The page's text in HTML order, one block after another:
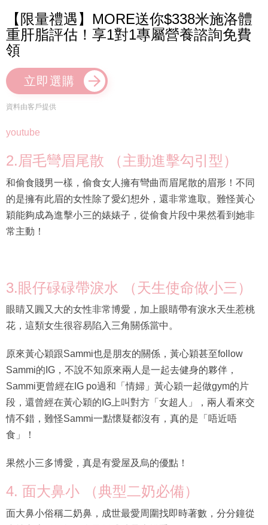
【限量禮遇】MORE送你$338米施洛體
重肝脂評估！享1對1專屬營養諮詢免費
領
立即選購
資料由客戶提供
youtube
2.眉毛彎眉尾散 （主動進擊勾引型）
和偷食賤男一樣，偷食女人擁有彎曲而眉尾散的眉形！不同
的是擁有此眉的女性除了愛幻想外，還非常進取。難怪黃心
穎能夠成為進擊小三的婊婊子，從偷食片段中果然看到她非
常主動！
3.眼仔碌碌帶淚水 （天生使命做小三）
眼睛又圓又大的女性非常博愛，加上眼睛帶有淚水天生惹桃
花，這類女生很容易陷入三角關係當中。
原來黃心穎跟Sammi也是朋友的關係，黃心穎甚至follow
Sammi的IG，不說不知原來兩人是一起去健身的夥伴，
Sammi更曾經在IG po過和「情婦」黃心穎一起做gym的片
段，還曾經在黃心穎的IG上叫對方「女超人」，兩人看來交
情不錯，難怪Sammi一點懷疑都沒有，真的是「唔近唔
食」！
果然小三多博愛，真是有愛屋及烏的優點！
4. 面大鼻小 （典型二奶必備）
面大鼻小俗稱二奶鼻，成世最愛周圍找即時著數，分分鐘從